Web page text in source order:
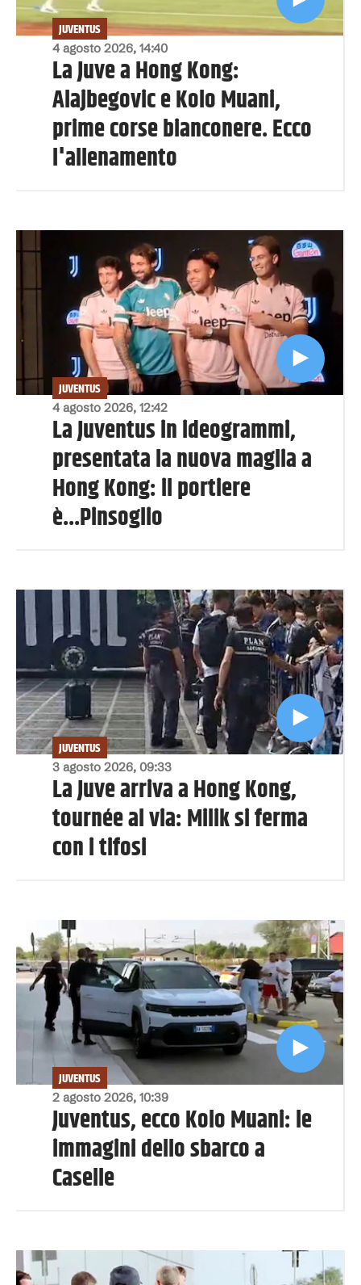
4 agosto 2026, 14:40
JUVENTUS
La Juve a Hong Kong:
Alajbegovic e Kolo Muani,
prime corse bianconere. Ecco
l'allenamento
4 agosto 2026, 12:42
JUVENTUS
La Juventus in ideogrammi,
presentata la nuova maglia a
Hong Kong: il portiere
è...Pinsoglio
3 agosto 2026, 09:33
JUVENTUS
La Juve arriva a Hong Kong,
tournée al via: Milik si ferma
con i tifosi
2 agosto 2026, 10:39
JUVENTUS
Juventus, ecco Kolo Muani: le
immagini dello sbarco a
Caselle